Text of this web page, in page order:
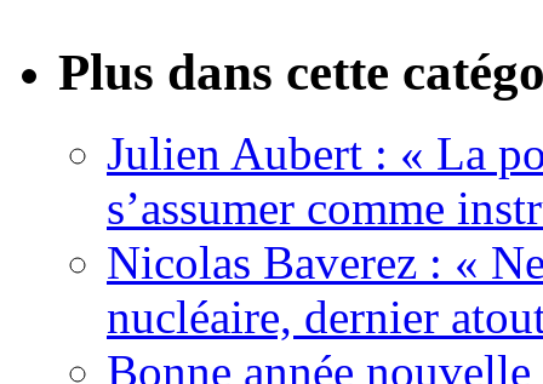
Plus dans cette
Julien Aubert : « La
s’assumer comme
Nicolas Baverez : «
nucléaire, dernier
Bonne année nouvelle